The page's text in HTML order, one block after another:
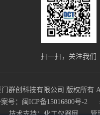
扫一扫，关注我们
群创科技有限公司 版权所有
号：闽ICP备15016800号-2